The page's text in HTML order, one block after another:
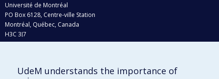
Université de Montréal
PO Box 6128, Centre-ville Station
Montréal, Québec, Canada
H3C 3J7
UdeM understands the importance of